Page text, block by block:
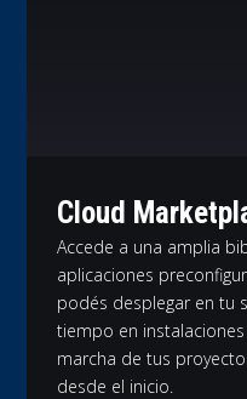
Cloud
Accede a una amplia
aplicaciones
podés desplegar en tu
tiempo en
marcha de tus
desde el inicio.